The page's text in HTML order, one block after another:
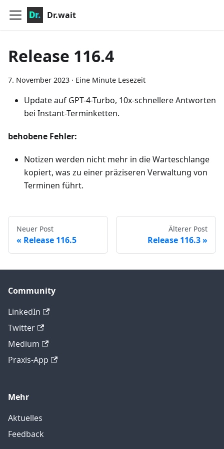
Dr.wait
Release 116.4
7. November 2023 · Eine Minute Lesezeit
Update auf GPT-4-Turbo, 10x-schnellere Antworten
bei Instant-Terminketten.
behobene Fehler:
Notizen werden nicht mehr in die Warteschlange
kopiert, was zu einer präziseren Verwaltung von
Terminen führt.
Neuer Post
Release 116.5
Älterer Post
Release 116.3
Community
LinkedIn
Twitter
Medium
Praxis-App
Mehr
Aktuelles
Feedback